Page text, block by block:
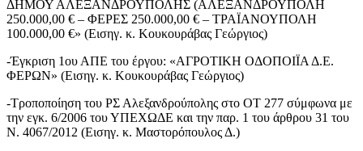
ΔΗΜΟΥ ΑΛΕΞΑΝΔΡΟΥΠΟΛΗΣ (ΑΛΕΞANΔΡΟΥΠΟΛΗ
250.000,00 € – ΦΕΡΕΣ 250.000,00 € – ΤΡΑΪΑΝΟΥΠΟΛΗ
100.000,00 €» (Εισηγ. κ. Κουκουράβας Γεώργιος)
-Έγκριση 1ου ΑΠΕ του έργου: «ΑΓΡΟΤΙΚΗ ΟΔΟΠΟΙΪΑ Δ.Ε.
ΦΕΡΩΝ» (Εισηγ. κ. Κουκουράβας Γεώργιος)
-Τροποποίηση του ΡΣ Αλεξανδρούπολης στο ΟΤ 277 σύμφωνα με
την εγκ. 6/2006 του ΥΠΕΧΩΔΕ και την παρ. 1 του άρθρου 31 του
Ν. 4067/2012 (Εισηγ. κ. Μαστορόπουλος Δ.)